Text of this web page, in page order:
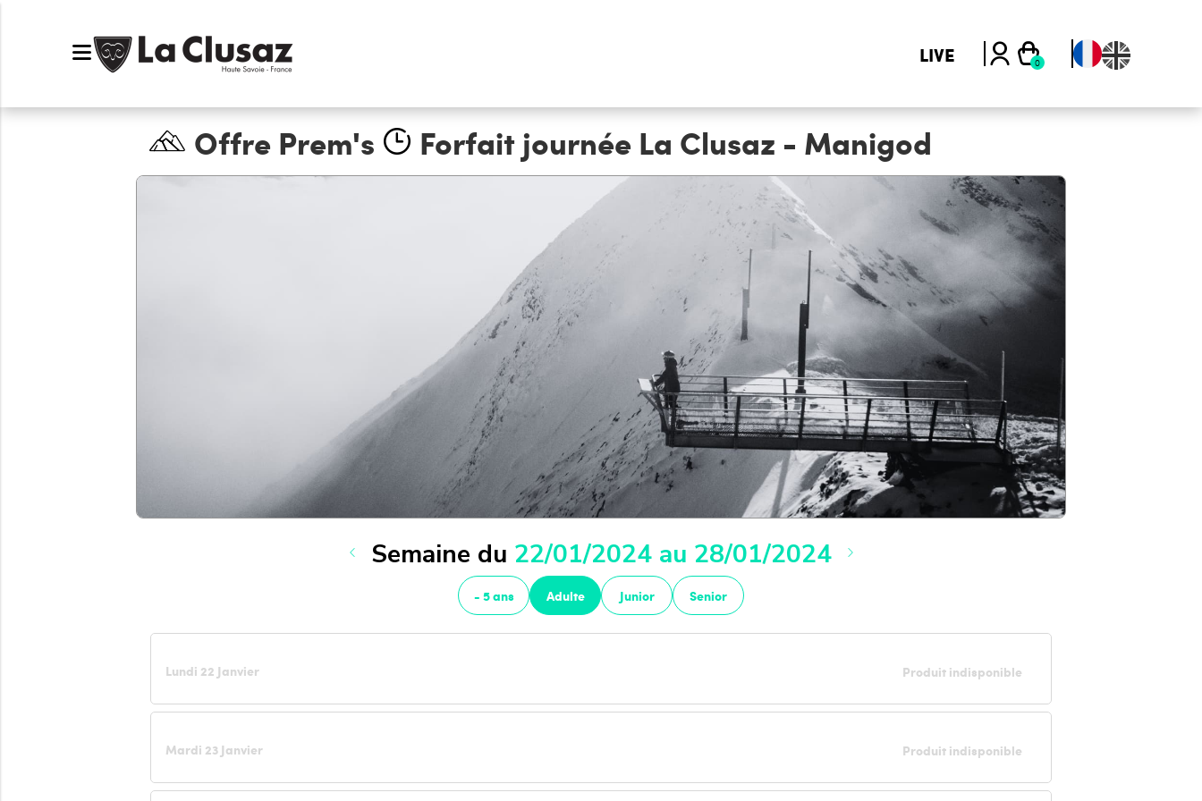
LIVE
Offre Prem's Forfait journée La Clusaz - Manigod
Semaine du 22/01/2024 au 28/01/2024
- 5 ans Adulte Junior Senior
Lundi 22 Janvier Produit indisponible
Mardi 23 Janvier Produit indisponible